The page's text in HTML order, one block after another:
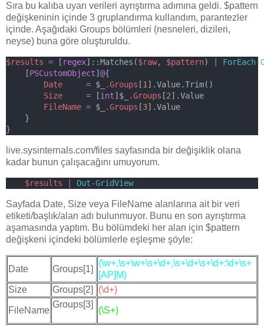
Sıra bu kalıba uyan verileri ayrıştırma adımına geldi. $pattern
değişkeninin içinde 3 gruplandırma kullandım, parantezler
içinde. Aşağıdaki Groups bölümleri (nesneleri, dizileri,
neyse) buna göre oluşturuldu.
$results = [ regex]::Matches($raw, $pattern)
ForEach-
[PSCustomObject] @{
Date
= $_ .Groups [1].Value.Trim()
Size
= [int]$_ .Groups [2].Value
FileName = $_ .Groups [3].Value
}
}
live.sysinternals.com/files sayfasında bir değişiklik olana
kadar bunun çalışacağını umuyorum.
$results Out-GridView
Sayfada Date, Size veya FileName alanlarına ait bir veri
etiketi/başlık/alan adı bulunmuyor. Bunu en son ayrıştırma
aşamasında yaptım. Bu bölümdeki her alan için $pattern
değişkeni içindeki bölümlerle eşleşme şöyle:
Date Groups[1]
(\w+,\s+\w+\s+\d+,\s+\d+\s+\d+:\d+\s+
[AP]M)
Size
Groups[2] (\d+)
FileName
Groups[3]
(\S+)